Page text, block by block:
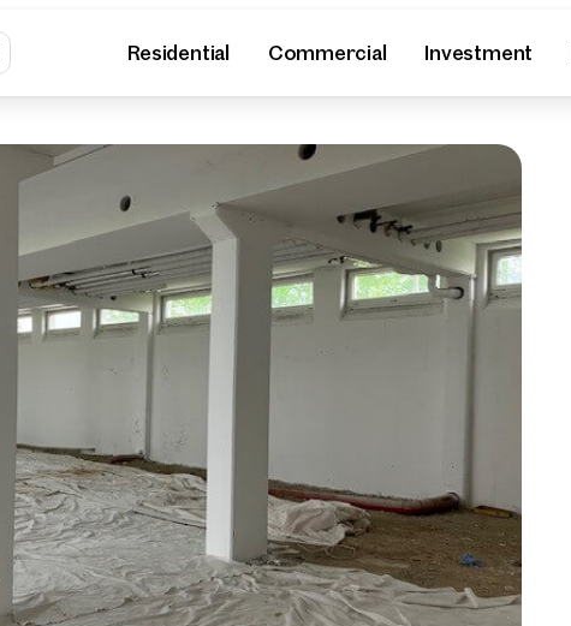
Residential Commercial Investment